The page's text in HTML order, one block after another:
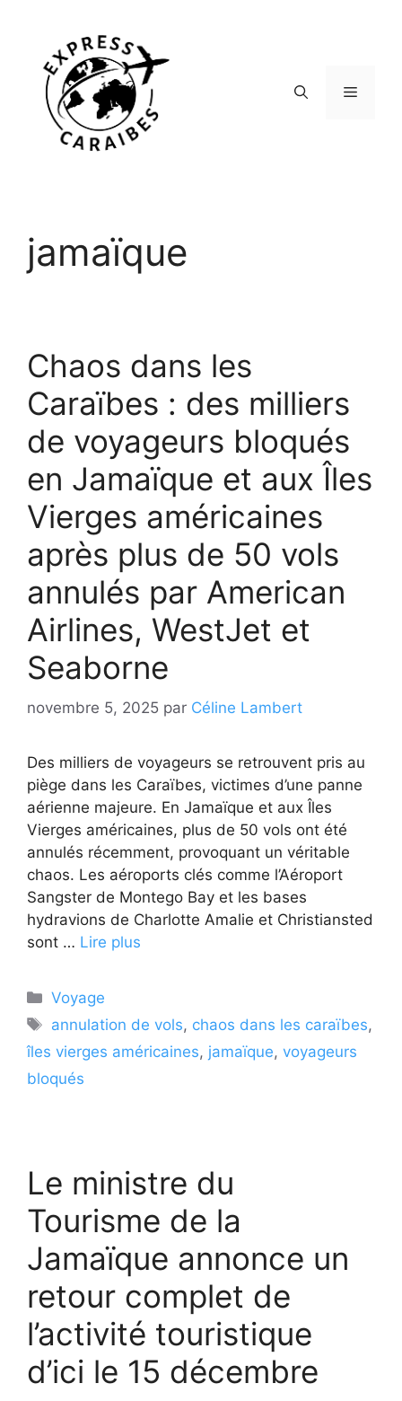
contenu
Menu
jamaïque
Chaos dans les
Caraïbes : des milliers
de voyageurs bloqués
en Jamaïque et aux Îles
Vierges américaines
après plus de 50 vols
annulés par American
Airlines, WestJet et
Seaborne
novembre 5, 2025 par Céline Lambert
Des milliers de voyageurs se retrouvent pris au
piège dans les Caraïbes, victimes d’une panne
aérienne majeure. En Jamaïque et aux Îles
Vierges américaines, plus de 50 vols ont été
annulés récemment, provoquant un véritable
chaos. Les aéroports clés comme l’Aéroport
Sangster de Montego Bay et les bases
hydravions de Charlotte Amalie et Christiansted
sont … Lire plus
Catégories
Voyage
Étiquettes
annulation de vols, chaos dans les caraïbes,
îles vierges américaines, jamaïque, voyageurs
bloqués
Le ministre du
Tourisme de la
Jamaïque annonce un
retour complet de
l’activité touristique
d’ici le 15 décembre